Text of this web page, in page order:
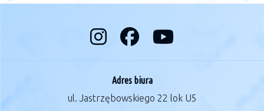
Adres biura
ul. Jastrzębowskiego 22 lok U5